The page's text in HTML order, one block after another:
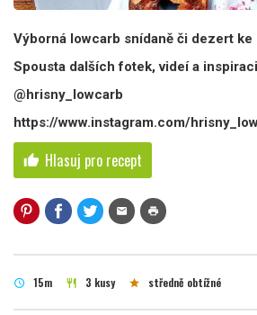
Výborná lowcarb snídaně či dezert ke
Spousta dalších fotek, videí a
@hrisny_lowcarb
https://www.instagram.com/
thumb_up Hlasuj pro recept
mail print
schedule 15m restaurant 3 kusy star středně obtížné